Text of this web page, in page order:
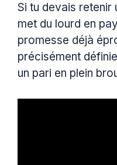
Si tu devais retenir
met du lourd en
promesse déjà
précisément
un pari en plein